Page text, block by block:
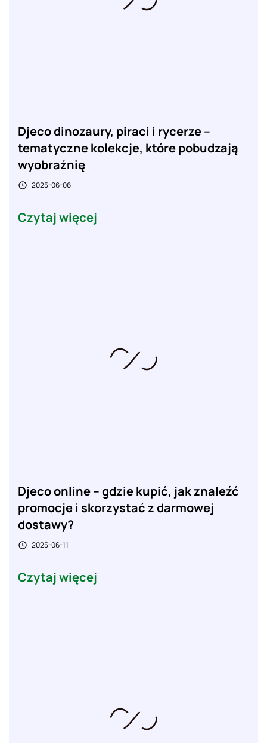
Djeco dinozaury, piraci i rycerze –
tematyczne kolekcje, które pobudzają
wyobraźnię
 2025-06-06
Czytaj więcej
Djeco online – gdzie kupić, jak znaleźć
promocje i skorzystać z darmowej
dostawy?
 2025-06-11
Czytaj więcej